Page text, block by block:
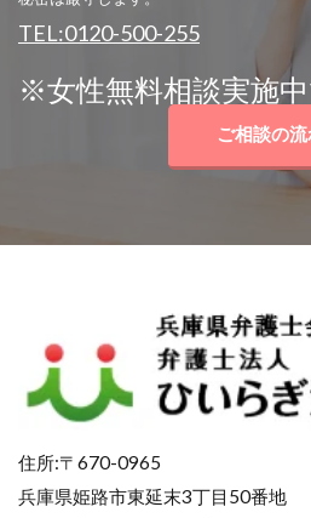
TEL:0120-500-255
※女性無料相談実施中
ご相談の
住所:〒670-0965
兵庫県姫路市東延末3丁目50番地